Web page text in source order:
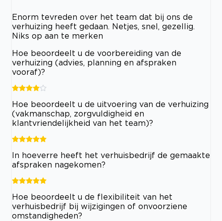
Enorm tevreden over het team dat bij ons de
verhuizing heeft gedaan. Netjes, snel, gezellig.
Niks op aan te merken
Hoe beoordeelt u de voorbereiding van de
verhuizing (advies, planning en afspraken
vooraf)?
Hoe beoordeelt u de uitvoering van de verhuizing
(vakmanschap, zorgvuldigheid en
klantvriendelijkheid van het team)?
In hoeverre heeft het verhuisbedrijf de gemaakte
afspraken nagekomen?
Hoe beoordeelt u de flexibiliteit van het
verhuisbedrijf bij wijzigingen of onvoorziene
omstandigheden?